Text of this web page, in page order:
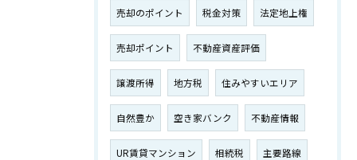
売却のポイント 税金対策 法定地上権
売却ポイント 不動産資産評価
譲渡所得 地方税 住みやすいエリア
自然豊か 空き家バンク 不動産情報
UR賃貸マンション 相続税 主要路線